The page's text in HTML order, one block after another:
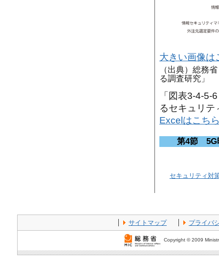
大きい画像
（出典）総務
る調査研究」
「図表3-4-
るセキュリテ
Excelはこち
第4節 5G
セキュリティ対
サイトマップ プライバ
Copyright © 2009